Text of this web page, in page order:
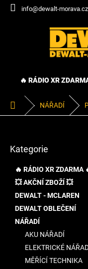
Přejít
info@dewalt-morava.cz
🔥 RÁDIO XR
Domů NÁŘADÍ
kategorie
Kategorie
🔥 RÁDIO XR ZDARMA
💥 AKČNÍ ZBOŽÍ 💥
DEWALT - MCLAREN
DEWALT OBLEČENÍ
NÁŘADÍ
AKU NÁŘADÍ
ELEKTRICKÉ
MĚŘÍCÍ TECHNIKA